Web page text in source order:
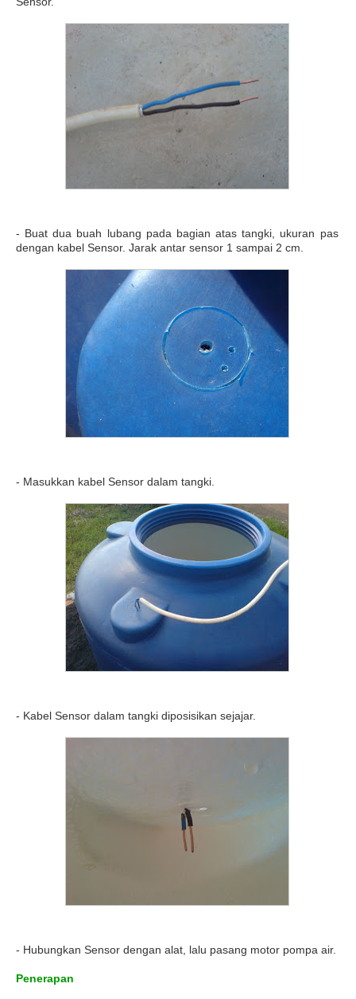
- Buat dua buah lubang pada bagian atas tangki, ukuran pas
dengan kabel Sensor. Jarak antar sensor 1 sampai 2 cm.
- Masukkan kabel Sensor dalam tangki.
- Kabel Sensor dalam tangki diposisikan sejajar.
- Hubungkan Sensor dengan alat, lalu pasang motor pompa air.
Penerapan